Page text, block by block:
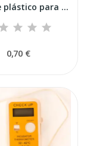
Bases de plástico para soportes de incubadora...
0,70 €